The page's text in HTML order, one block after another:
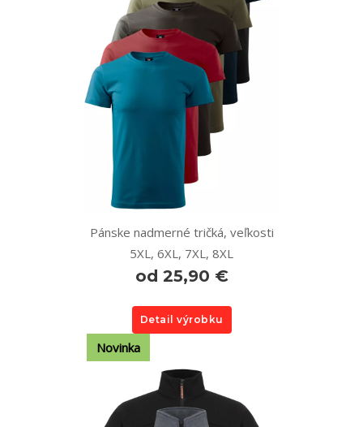
Pánske nadmerné tričká, veľkosti
5XL, 6XL, 7XL, 8XL
od 25,90 €
Detail výrobku
Novinka